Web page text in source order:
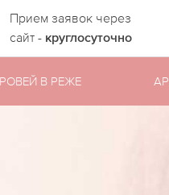
Прием заявок через
сайт - круглосуточно
В РЕЖЕ